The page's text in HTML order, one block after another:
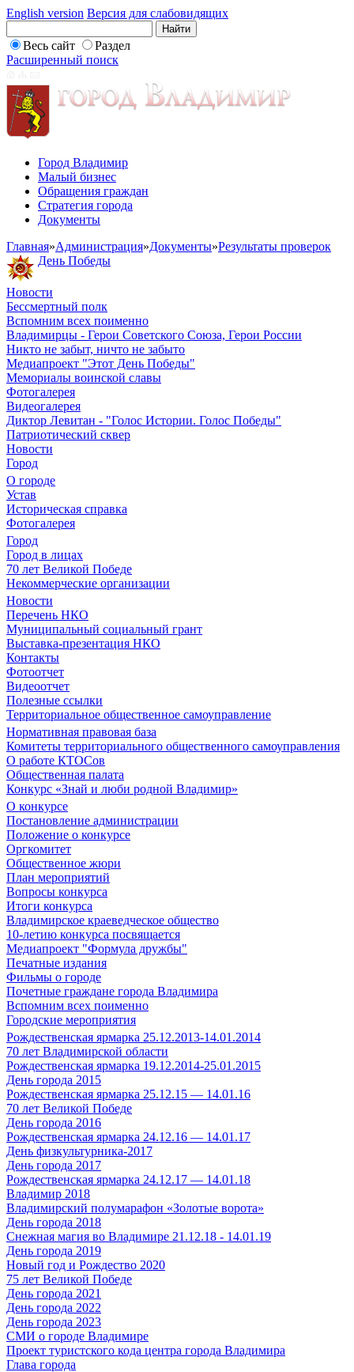
English version Версия для слабовидящих
Весь сайт
Раздел
Расширенный поиск
Город Владимир
Малый бизнес
Обращения граждан
Стратегия города
Документы
Главная»Администрация»Документы»Результаты проверок
День Победы
Новости
Бессмертный полк
Вспомним всех поименно
Владимирцы - Герои Советского Союза, Герои России
Никто не забыт, ничто не забыто
Медиапроект "Этот День Победы"
Мемориалы воинской славы
Фотогалерея
Видеогалерея
Диктор Левитан - "Голос Истории. Голос Победы"
Патриотический сквер
Новости
Город
О городе
Устав
Историческая справка
Фотогалерея
Город
Город в лицах
70 лет Великой Победе
Некоммерческие организации
Новости
Перечень НКО
Муниципальный социальный грант
Выставка-презентация НКО
Контакты
Фотоотчет
Видеоотчет
Полезные ссылки
Территориальное общественное самоуправление
Нормативная правовая база
Комитеты территориального общественного самоуправления
О работе КТОСов
Общественная палата
Конкурс «Знай и люби родной Владимир»
О конкурсе
Постановление администрации
Положение о конкурсе
Оргкомитет
Общественное жюри
План мероприятий
Вопросы конкурса
Итоги конкурса
Владимирское краеведческое общество
10-летию конкурса посвящается
Медиапроект "Формула дружбы"
Печатные издания
Фильмы о городе
Почетные граждане города Владимира
Вспомним всех поименно
Городские мероприятия
Рождественская ярмарка 25.12.2013-14.01.2014
70 лет Владимирской области
Рождественская ярмарка 19.12.2014-25.01.2015
День города 2015
Рождественская ярмарка 25.12.15 — 14.01.16
70 лет Великой Победе
День города 2016
Рождественская ярмарка 24.12.16 — 14.01.17
День физкультурника-2017
День города 2017
Рождественская ярмарка 24.12.17 — 14.01.18
Владимир 2018
Владимирский полумарафон «Золотые ворота»
День города 2018
Снежная магия во Владимире 21.12.18 - 14.01.19
День города 2019
Новый год и Рождество 2020
75 лет Великой Победе
День города 2021
День города 2022
День города 2023
СМИ о городе Владимире
Проект туристского кода центра города Владимира
Глава города